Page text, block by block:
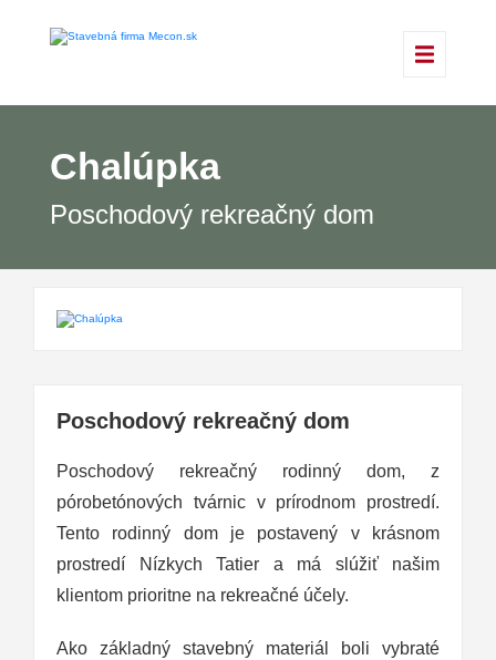
Chalúpka
Poschodový rekreačný dom
Poschodový rekreačný dom
Poschodový rekreačný rodinný dom, z
pórobetónových tvárnic v prírodnom prostredí.
Tento rodinný dom je postavený v krásnom
prostredí Nízkych Tatier a má slúžiť našim
klientom prioritne na rekreačné účely.
Ako základný stavebný materiál boli vybraté